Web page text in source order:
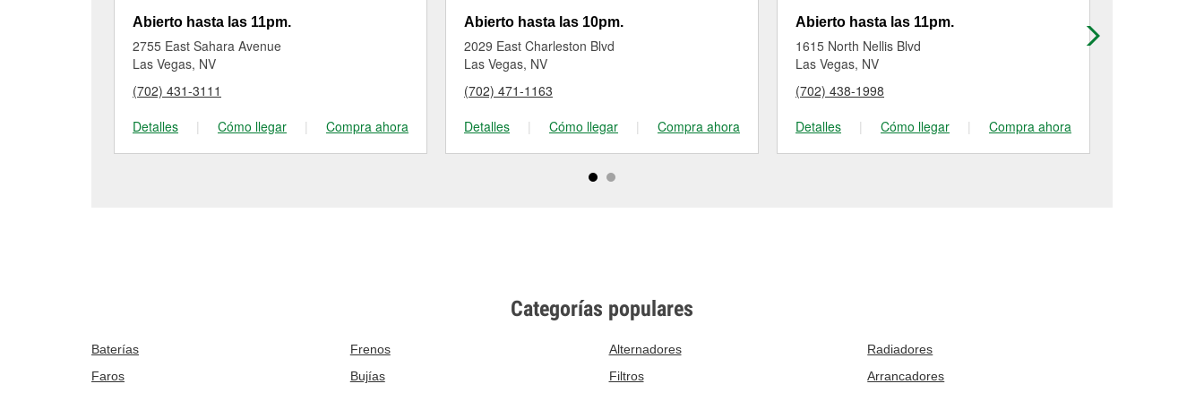
Abierto hasta las 11pm.
2755 East Sahara Avenue
Las Vegas, NV
(702) 431-3111
Detalles
| Cómo llegar | Compra ahora
Abierto hasta las 10pm.
2029 East Charleston Blvd
Las Vegas, NV
(702) 471-1163
Detalles
| Cómo llegar | Compra ahora
Abierto hasta las 11pm.
1615 North Nellis Blvd
Las Vegas, NV
(702) 438-1998
Detalles
| Cómo llegar | Compra ahora
Categorías populares
Baterías Frenos Alternadores
Radiadores
Faros
Bujías Filtros Arrancadores